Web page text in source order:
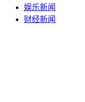
娱乐新闻
财经新闻